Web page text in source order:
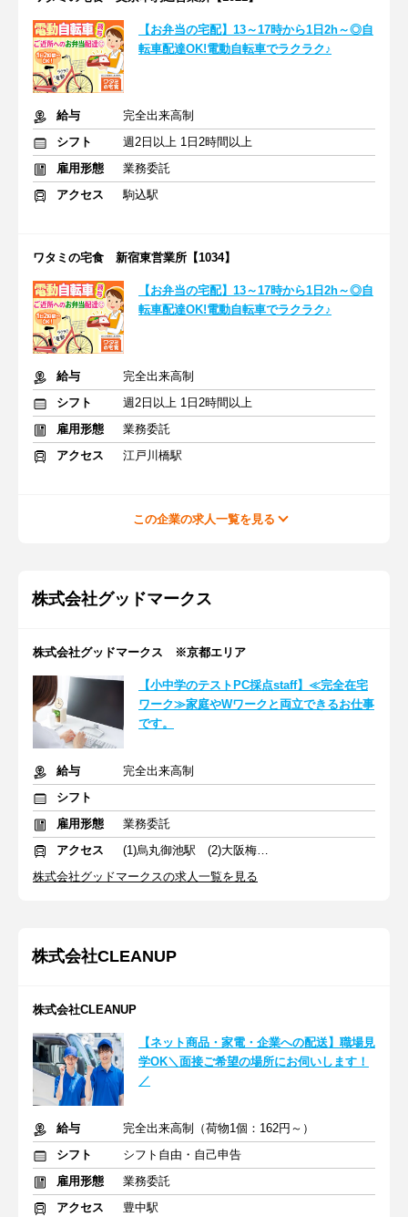
【お弁当の宅配】13～17時から1日2h～◎自
転車配達OK!電動自転車でラクラク♪
給与
完全出来高制
シフト
週2日以上 1日2時間以上
雇用形態
業務委託
アクセス
駒込駅
ワタミの宅食 新宿東営業所【1034】
【お弁当の宅配】13～17時から1日2h～◎自
転車配達OK!電動自転車でラクラク♪
給与
完全出来高制
シフト
週2日以上 1日2時間以上
雇用形態
業務委託
アクセス
江戸川橋駅
この企業の求人一覧を見る
株式会社グッドマークス
株式会社グッドマークス ※京都エリア
【小中学のテストPC採点staff】≪完全在宅
ワーク≫家庭やWワークと両立できるお仕事
です。
給与
完全出来高制
シフト
雇用形態
業務委託
アクセス
(1)烏丸御池駅 (2)大阪梅田駅
株式会社グッドマークスの求人一覧を見る
株式会社CLEANUP
株式会社CLEANUP
【ネット商品・家電・企業への配送】職場見
学OK＼面接ご希望の場所にお伺いします！
／
給与
完全出来高制（荷物1個：162円～）
シフト
シフト自由・自己申告
雇用形態
業務委託
アクセス
豊中駅